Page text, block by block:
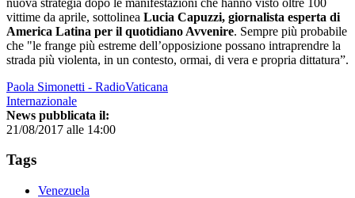
vittime da aprile, sottolinea Lucia Capuzzi, giornalista esperta di
America Latina per il quotidiano Avvenire. Sempre più probabile
che "le frange più estreme dell’opposizione possano intraprendre la
strada più violenta, in un contesto, ormai, di vera e propria dittatura”.
Paola Simonetti - RadioVaticana
Internazionale
News pubblicata il:
21/08/2017 alle 14:00
Tags
Venezuela